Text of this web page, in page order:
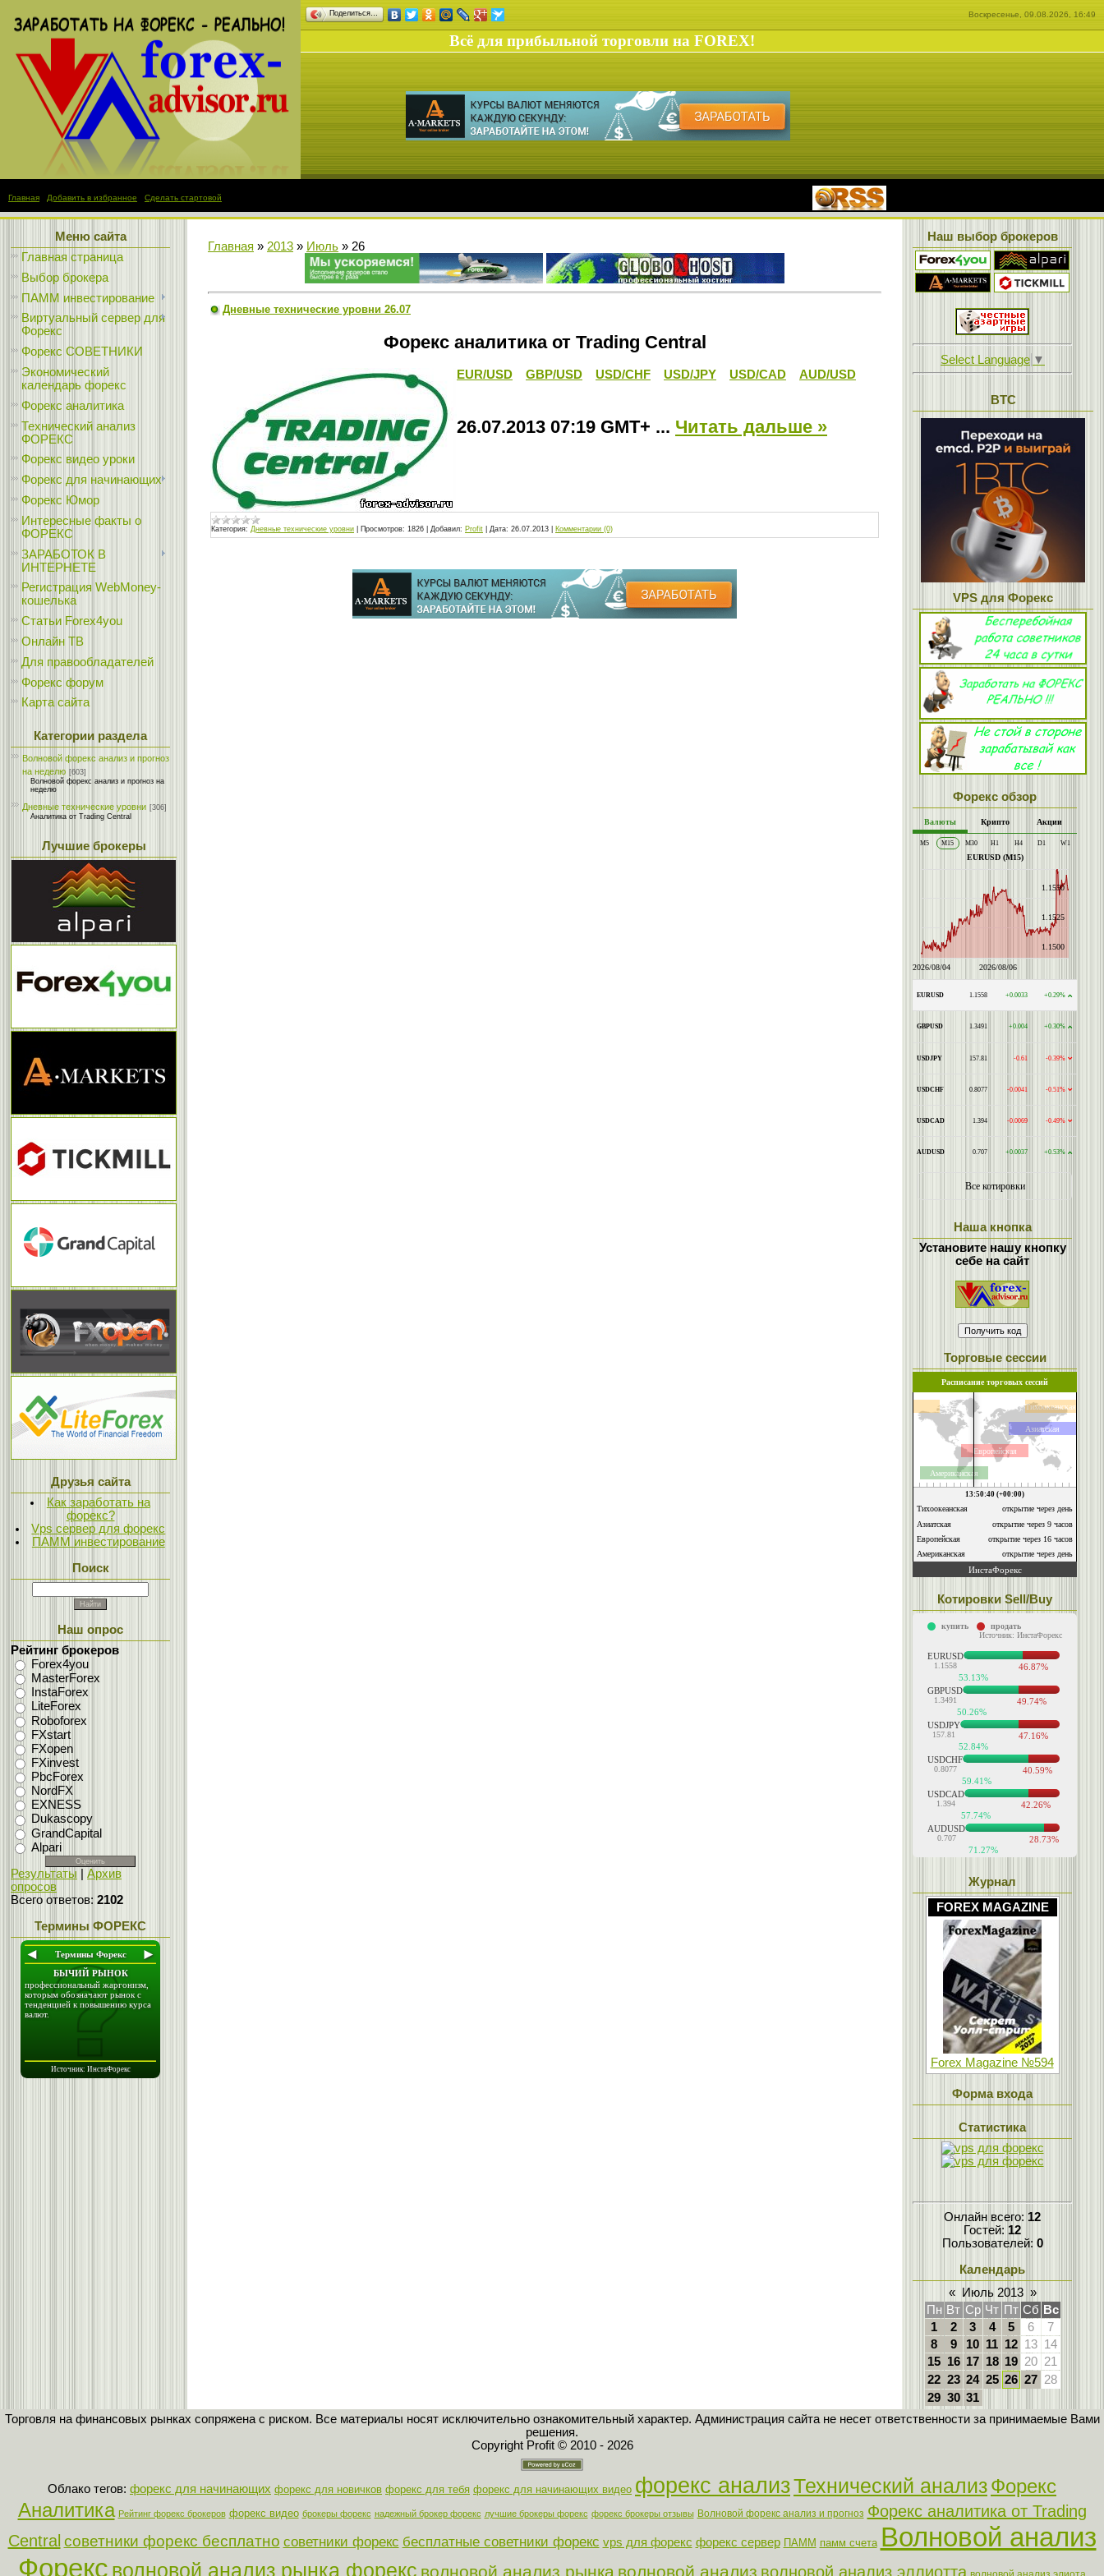
Поделиться… Воскресенье, 09.08.2026, 16:49
Всё для прибыльной торговли на FOREX!
Главная Добавить в избранное Сделать стартовой
Меню сайта
Главная страница
Выбор брокера
ПАММ инвестирование
Виртуальный сервер для
Форекс
Форекс СОВЕТНИКИ
Экономический
календарь форекс
Форекс аналитика
Технический анализ
ФОРЕКС
Форекс видео уроки
Форекс для начинающих
Форекс Юмор
Интересные факты о
ФОРЕКС
ЗАРАБОТОК В
ИНТЕРНЕТЕ
Регистрация WebMoney-
кошелька
Статьи Forex4you
Онлайн ТВ
Для правообладателей
Форекс форум
Карта сайта
Категории раздела
Волновой форекс анализ и прогноз
на неделю [603]
Волновой форекс анализ и прогноз на
неделю
Дневные технические уровни [306]
Аналитика от Trading Central
Лучшие брокеры
Друзья сайта
Как заработать на
форекс?
Vps сервер для форекс
ПАММ инвестирование
Поиск
Наш опрос
Рейтинг брокеров
Forex4you
MasterForex
InstaForex
LiteForex
Roboforex
FXstart
FXopen
FXinvest
PbcForex
NordFX
EXNESS
Dukascopy
GrandCapital
Alpari
Результаты
Архив
опросов
Всего ответов: 2102
Термины ФОРЕКС
Главная » 2013 » Июль » 26
Дневные технические уровни 26.07
Форекс аналитика от Trading Central
EUR/USD GBP/USD USD/CHF USD/JPY USD/CAD AUD/USD
26.07.2013 07:19 GMT+ ... Читать дальше »
Категория: Дневные технические уровни Просмотров: 1826 Добавил: Profit Дата: 26.07.2013 Комментарии (0)
Наш выбор брокеров
Select Language ▼
BTC
VPS для Форекс
Форекс обзор
Наша кнопка
Установите нашу кнопку
себе на сайт
Торговые сессии
Котировки Sell/Buy
Журнал
FOREX MAGAZINE
Forex Magazine №594
Форма входа
Статистика
Онлайн всего: 12
Гостей: 12
Пользователей: 0
Календарь
«
Июль 2013 »
Пн Вт Ср Чт Пт Сб Вс
1
2 3 4 5 6
7
8
9 10 11 12 13 14
15 16 17 18 19 20 21
22 23 24 25 26 27 28
29 30 31
Торговля на финансовых рынках сопряжена с риском. Все материалы носят исключительно ознакомительный характер. Администрация сайта не несет ответственности за принимаемые Вами
решения.
Copyright Profit © 2010 - 2026
Облако тегов: форекс для начинающих форекс для новичков форекс для тебя форекс для начинающих видео форекс анализТехнический анализФорекс
Аналитика Рейтинг форекс брокеров форекс видео брокеры форекс надежный брокер форекс лучшие брокеры форекс форекс брокеры отзывы Волновой форекс анализ и прогноз Форекс аналитика от Trading
Central советники форекс бесплатно советники форекс бесплатные советники форекс vps для форекс форекс сервер ПАММ памм счета Волновой анализ
Форекс волновой анализ рынка форекс волновой анализ рынка волновой анализ волновой анализ эллиотта